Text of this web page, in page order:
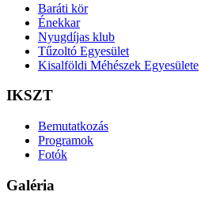
Baráti kör
Énekkar
Nyugdíjas klub
Tűzoltó Egyesület
Kisalföldi Méhészek Egyesülete
IKSZT
Bemutatkozás
Programok
Fotók
Galéria